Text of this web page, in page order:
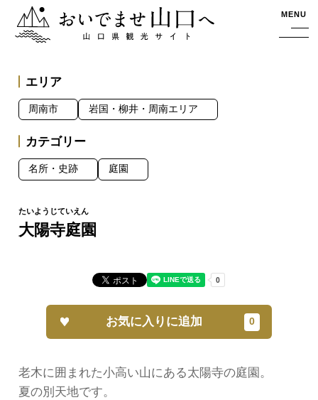
おいでませ山口へー山口県観光サイト MENU
大陽寺庭園
老木に囲まれた小高い山にある太陽寺の庭園。
夏の別天地です。
お気に入りに追加
エリア
周南市 岩国・柳井・周南エリア
カテゴリー
名所・史跡 庭園